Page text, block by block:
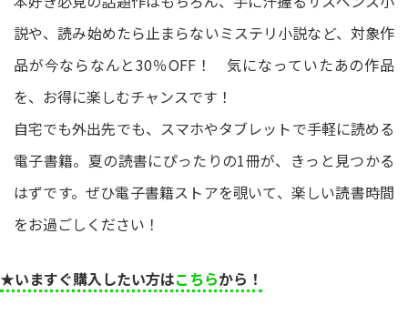
説や、読み始めたら止まらないミステリ小説など、対象作
品が今ならなんと30％OFF！ 気になっていたあの作品
を、お得に楽しむチャンスです！
自宅でも外出先でも、スマホやタブレットで手軽に読める
電子書籍。夏の読書にぴったりの1冊が、きっと見つかる
はずです。ぜひ電子書籍ストアを覗いて、楽しい読書時間
をお過ごしください！
★いますぐ購入したい方はこちらから！